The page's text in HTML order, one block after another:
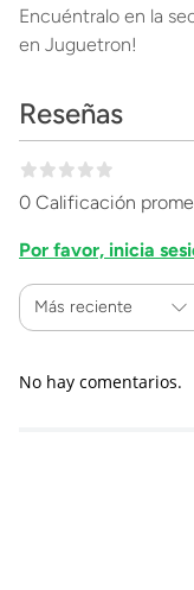
Encuéntralo en la
en Juguetron!
Reseñas
0 Calificación
Por favor, inicia
Más reciente
No hay comentarios.